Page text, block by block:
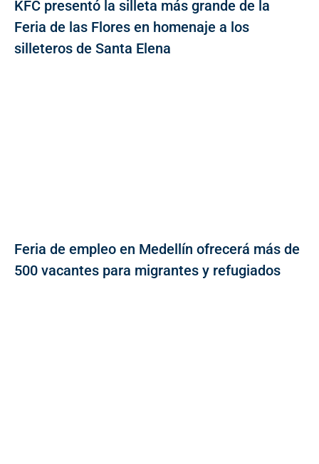
KFC presentó la silleta más grande de la
Feria de las Flores en homenaje a los
silleteros de Santa Elena
Feria de empleo en Medellín ofrecerá más de
500 vacantes para migrantes y refugiados